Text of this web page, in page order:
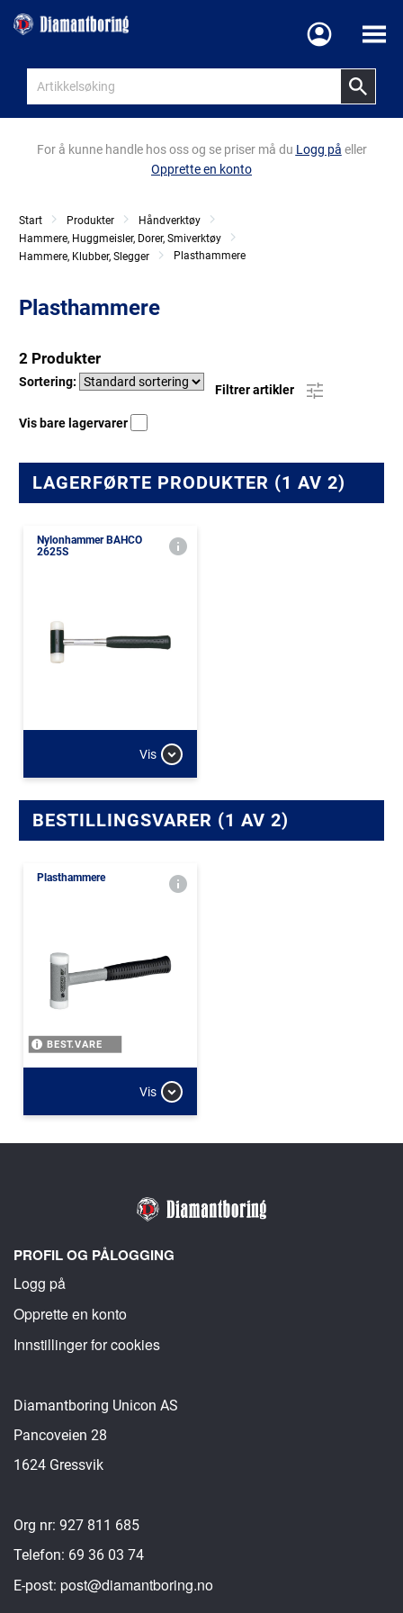
Meny
For å kunne handle hos oss og se priser må du Logg på eller
Opprette en konto
Start Produkter
Håndverktøy
Hammere, Huggmeisler, Dorer, Smiverktøy
Hammere, Klubber, Slegger
Plasthammere
Plasthammere
2 Produkter
Sortering:
Filtrer artikler
Vis bare lagervarer
LAGERFØRTE PRODUKTER (1 AV 2)
Nylonhammer BAHCO
2625S
Vis
BESTILLINGSVARER (1 AV 2)
Plasthammere
BEST.VARE
Vis
PROFIL OG PÅLOGGING
Logg på
Opprette en konto
Innstillinger for cookies
Diamantboring Unicon AS
Pancoveien 28
1624 Gressvik
Org nr: 927 811 685
Telefon: 69 36 03 74
E-post: post@diamantboring.no